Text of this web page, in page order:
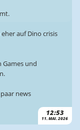
12:53
11. MAI. 2026
auf Dino crisis
Games und
news